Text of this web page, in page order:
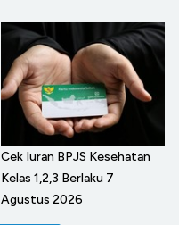
Cek Iuran BPJS Kesehatan
Kelas 1,2,3 Berlaku 7
Agustus 2026